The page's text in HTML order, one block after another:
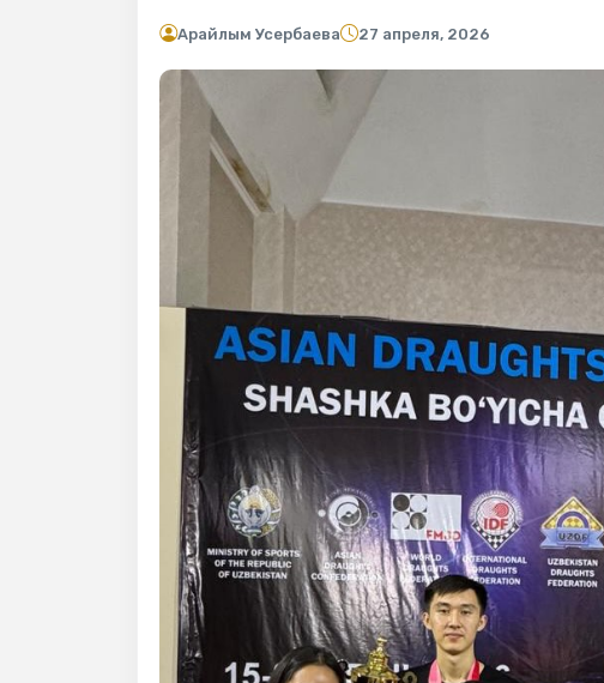
Арайлым Усербаева 27 апреля, 2026